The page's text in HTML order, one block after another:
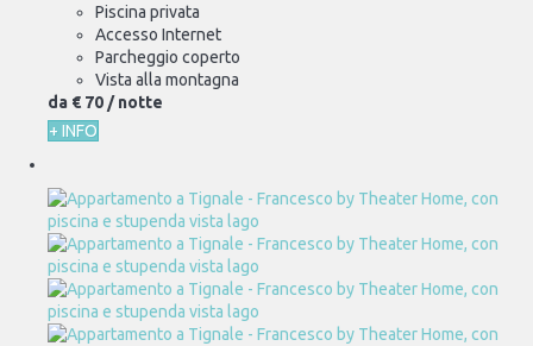
Piscina privata
Accesso Internet
Parcheggio coperto
Vista alla montagna
da € 70 / notte
+ INFO